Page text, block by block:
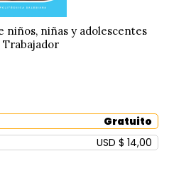
niños, niñas y adolescentes
Gratuito
USD $ 14,00